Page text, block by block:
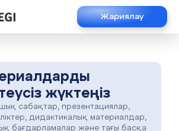
Жариялау
жүктеңіз
сабақтар, презентациялар,
дидактикалық материалдар,
бағдарламалар және тағы басқа